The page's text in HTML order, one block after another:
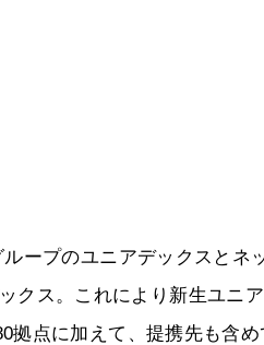
ープのユニアデックスとネ
クス。これにより新生ユニ
拠点に加えて、提携先も含